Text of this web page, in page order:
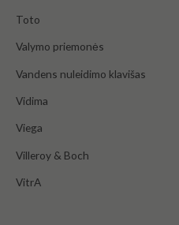
Toto
Valymo priemonės
Vandens nuleidimo klavišas
Vidima
Viega
Villeroy & Boch
VitrA